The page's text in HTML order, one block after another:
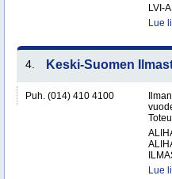
LVI-
Lue
4. Keski-Suomen
Puh. (014) 410 4100
Lue